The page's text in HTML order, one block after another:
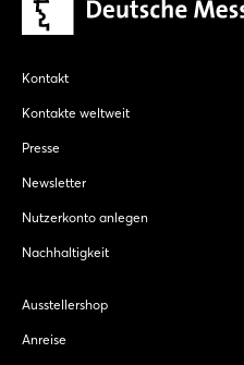
Kontakt
Kontakte weltweit
Presse
Newsletter
Nutzerkonto anlegen
Nachhaltigkeit
Ausstellershop
Anreise